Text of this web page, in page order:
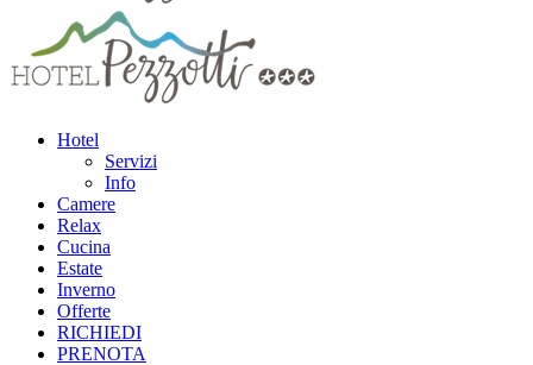
Hotel
Servizi
Info
Camere
Relax
Cucina
Estate
Inverno
Offerte
RICHIEDI
PRENOTA